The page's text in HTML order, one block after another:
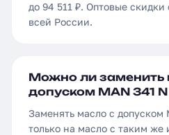
до 94 511 ₽. Оптовые скидки
всей России.
Можно ли заменить
допуском MAN 341
Заменять масло с допуском
только на масло с таким же